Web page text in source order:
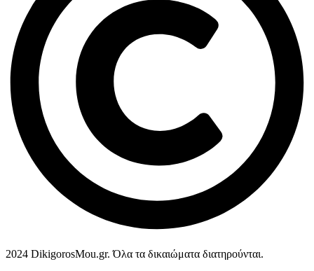
2024 DikigorosMou.gr. Όλα τα δικαιώματα διατηρούνται.